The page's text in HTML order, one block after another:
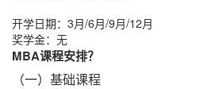
开学日期：3月/6月/9月/12月
奖学金：无
MBA课程安排？
（一）基础课程